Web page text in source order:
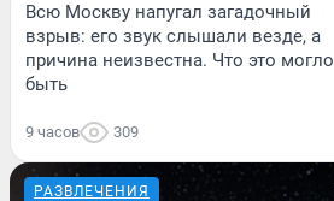
Всю Москву напугал загадочный
взрыв: его звук слышали везде, а
причина неизвестна. Что это могло
быть
9 часов 309
РАЗВЛЕЧЕНИЯ